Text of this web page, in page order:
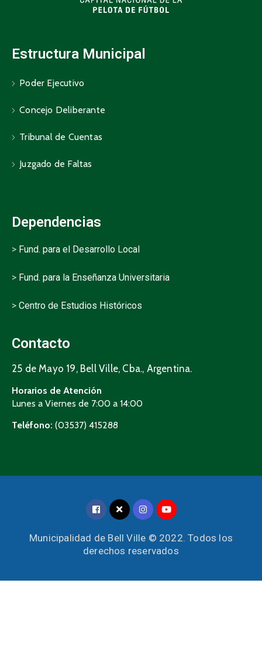
Estructura Municipal
Poder Ejecutivo
Concejo Deliberante
Tribunal de Cuentas
Juzgado de Faltas
Dependencias
> Fund. para el Desarrollo Local
> Fund. para la Enseñanza Universitaria
> Centro de Estudios Históricos
Contacto
25 de Mayo 19, Bell Ville, Cba., Argentina.
Horarios de Atención
Lunes a Viernes de 7:00 a 14:00
Teléfono: (03537) 415288
Municipalidad de Bell Ville © 2022. Todos los
derechos reservados